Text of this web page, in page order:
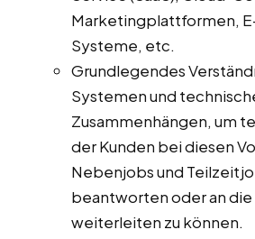
Marketingplattformen,
Systeme, etc.
Grundlegendes
Systemen und
Zusammenhängen, um
der Kunden bei diesen
Nebenjobs und
beantworten oder an
weiterleiten zu können.